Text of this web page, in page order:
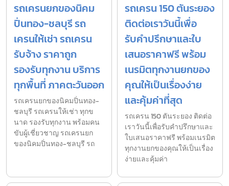
รถเครนยกของนิคม
ปิ่นทอง-ชลบุรี รถ
เครนให้เช่า รถเครน
รับจ้าง ราคาถูก
รองรับทุกงาน บริการ
ทุกพื้นที่ ภาคตะวันออก
รถเครนยกของนิคมปิ่นทอง-
ชลบุรี รถเครนให้เช่า ทุกข
นาด รองรับทุกงาน พร้อมคน
ขับผู้เชี่ยวชาญ รถเครนยก
ของนิคมปิ่นทอง-ชลบุรี รถ
รถเครน 150 ตันระยอง
ติดต่อเราวันนี้เพื่อ
รับคำปรึกษาและใบ
เสนอราคาฟรี พร้อม
เนรมิตทุกงานยกของ
คุณให้เป็นเรื่องง่าย
และคุ้มค่าที่สุด
รถเครน 150 ตันระยอง ติดต่อ
เราวันนี้เพื่อรับคำปรึกษาและ
ใบเสนอราคาฟรี พร้อมเนรมิต
ทุกงานยกของคุณให้เป็นเรื่อง
ง่ายและคุ้มค่า